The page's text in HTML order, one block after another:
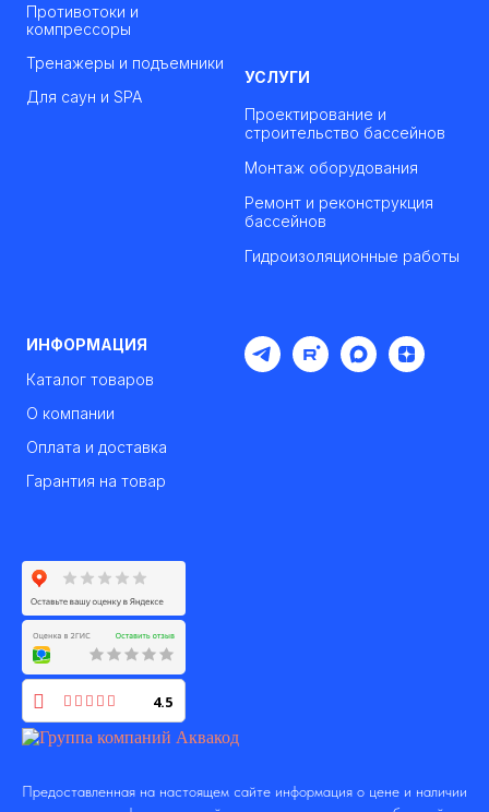
Противотоки и
компрессоры
Тренажеры и подъемники
Для саун и SPA
УСЛУГИ
Проектирование и
строительство бассейнов
Монтаж оборудования
Ремонт и реконструкция
бассейнов
Гидроизоляционные работы
ИНФОРМАЦИЯ
Каталог товаров
О компании
Оплата и доставка
Гарантия на товар
4.5
Предоставленная на настоящем сайте информация о цене и наличии